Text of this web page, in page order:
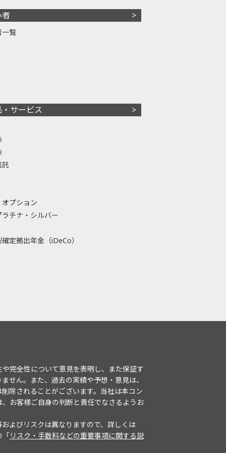
一覧
サービス
託
プション
ラチナ・シルバー
定拠出年金（iDeCo）
完全性について意見を表明し、また保証す
せん。また、過去の実績や予想・意見は、
除されることがございます。当社は本コン
お客様ご自身の判断と責任でなさるようお
よびリスクは異なりますので、詳しくは
「リスク・手数料などの重要事項に関する説